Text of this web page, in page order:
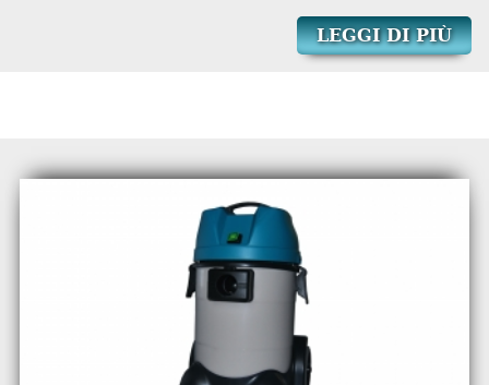
LEGGI DI PIÙ